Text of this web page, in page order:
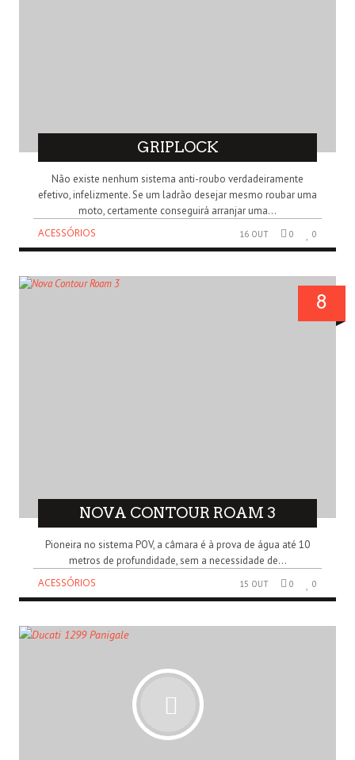
GRIPLOCK
Não existe nenhum sistema anti-roubo verdadeiramente
efetivo, infelizmente. Se um ladrão desejar mesmo roubar uma
moto, certamente conseguirá arranjar uma...
ACESSÓRIOS
16 OUT 0 0
8
NOVA CONTOUR ROAM 3
Pioneira no sistema POV, a câmara é à prova de água até 10
metros de profundidade, sem a necessidade de...
ACESSÓRIOS
15 OUT 0 0